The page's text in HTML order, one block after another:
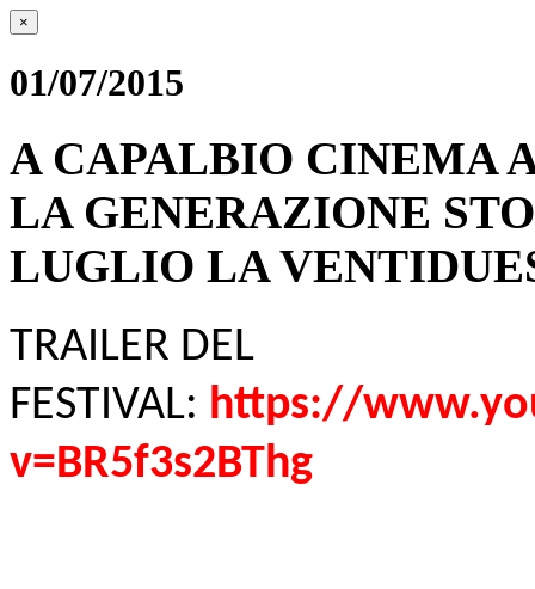
×
01/07/2015
A CAPALBIO CINEMA
LA GENERAZIONE
LUGLIO LA
TRAILER DEL
FESTIVAL: https://
v=BR5f3s2BThg